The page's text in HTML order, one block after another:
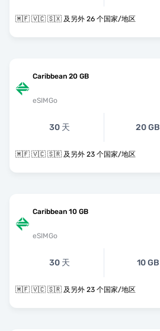
🇲🇫 🇻🇨 🇸🇽 及另外 26 个国家/地区
Caribbean 20 GB
eSIMGo
30 天 20 GB
🇲🇫 🇻🇨 🇸🇷 及另外 23 个国家/地区
Caribbean 10 GB
eSIMGo
30 天 10 GB
🇲🇫 🇻🇨 🇸🇷 及另外 23 个国家/地区